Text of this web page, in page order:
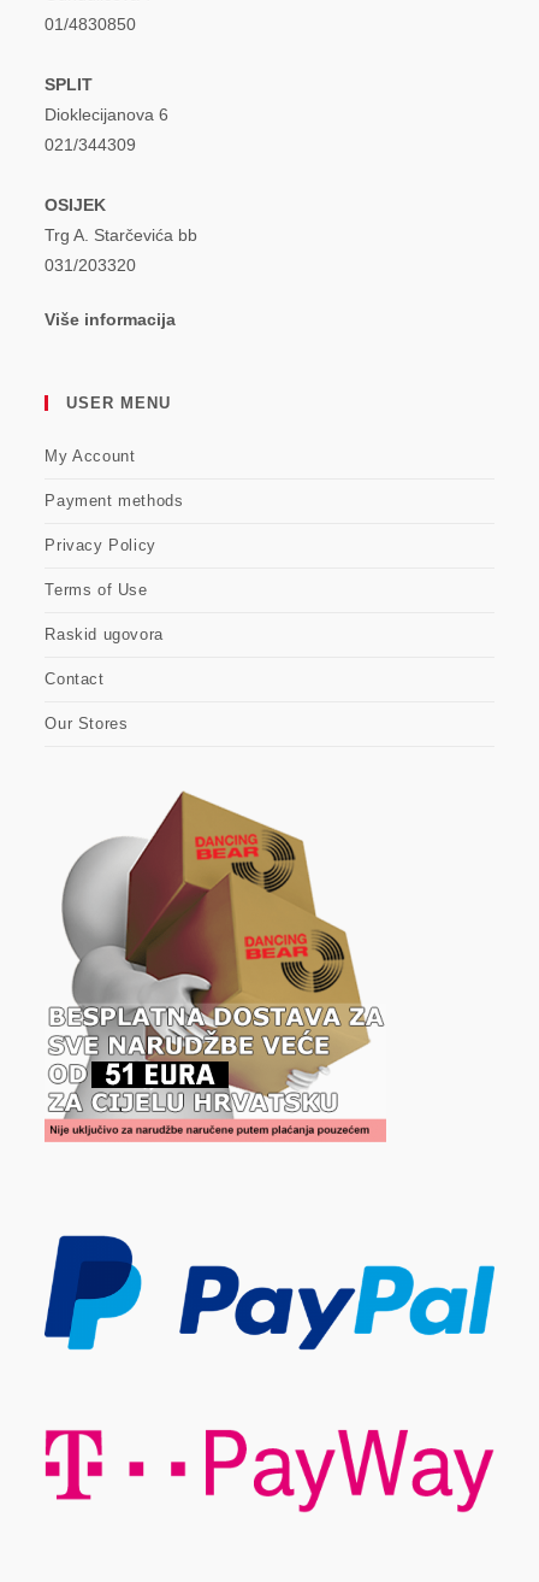
01/4830850
SPLIT
Dioklecijanova 6
021/344309
OSIJEK
Trg A. Starčevića bb
031/203320
Više informacija
USER MENU
My Account
Payment methods
Privacy Policy
Terms of Use
Raskid ugovora
Contact
Our Stores